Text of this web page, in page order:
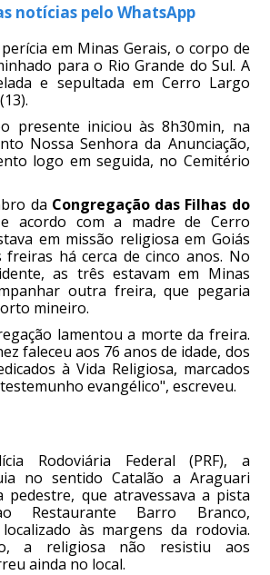
notícias pelo WhatsApp
em Minas Gerais, o corpo de
para o Rio Grande do Sul. A
e sepultada em Cerro Largo
presente iniciou às 8h30min, na
Nossa Senhora da Anunciação,
logo em seguida, no Cemitério
da Congregação das Filhas do
acordo com a madre de Cerro
em missão religiosa em Goiás
há cerca de cinco anos. No
as três estavam em Minas
outra freira, que pegaria
mineiro.
lamentou a morte da freira.
faleceu aos 76 anos de idade, dos
à Vida Religiosa, marcados
evangélico", escreveu.
Rodoviária Federal (PRF), a
no sentido Catalão a Araguari
pedestre, que atravessava a pista
Restaurante Barro Branco,
às margens da rodovia.
a religiosa não resistiu aos
ainda no local.